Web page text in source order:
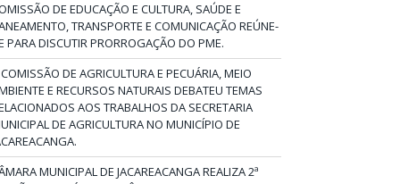
DE EDUCAÇÃO E CULTURA, SAÚDE E
TRANSPORTE E COMUNICAÇÃO REÚNE-
PARA DISCUTIR PRORROGAÇÃO DO PME.
DE AGRICULTURA E PECUÁRIA, MEIO
E RECURSOS NATURAIS DEBATEU TEMAS
AOS TRABALHOS DA SECRETARIA
DE AGRICULTURA NO MUNICÍPIO DE
MUNICIPAL DE JACAREACANGA REALIZA 2ª